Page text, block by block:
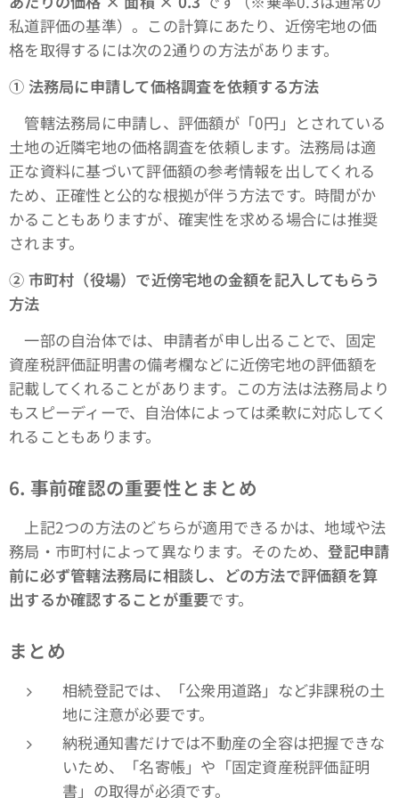
私道評価の基準）。この計算にあたり、近傍宅地の価
格を取得するには次の2通りの方法があります。
① 法務局に申請して価格調査を依頼する方法
管轄法務局に申請し、評価額が「0円」とされている
土地の近隣宅地の価格調査を依頼します。法務局は適
正な資料に基づいて評価額の参考情報を出してくれる
ため、正確性と公的な根拠が伴う方法です。時間がか
かることもありますが、確実性を求める場合には推奨
されます。
② 市町村（役場）で近傍宅地の金額を記入してもらう
方法
一部の自治体では、申請者が申し出ることで、固定
資産税評価証明書の備考欄などに近傍宅地の評価額を
記載してくれることがあります。この方法は法務局より
もスピーディーで、自治体によっては柔軟に対応してく
れることもあります。
6. 事前確認の重要性とまとめ
上記2つの方法のどちらが適用できるかは、地域や法
務局・市町村によって異なります。そのため、登記申請
前に必ず管轄法務局に相談し、どの方法で評価額を算
出するか確認することが重要です。
まとめ
相続登記では、「公衆用道路」など非課税の土
地に注意が必要です。
納税通知書だけでは不動産の全容は把握できな
いため、「名寄帳」や「固定資産税評価証明
書」の取得が必須です。